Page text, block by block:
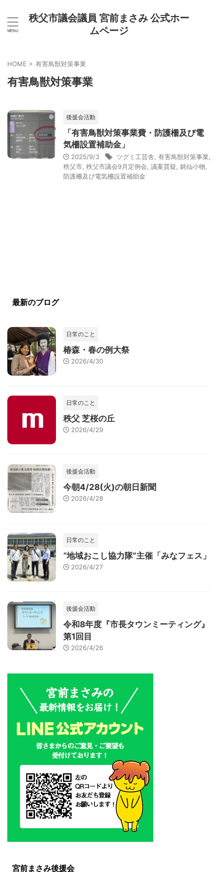
秩父市議会議員 宮前まさみ 公式ホー
ムページ
HOME > 有害鳥獣対策事業
有害鳥獣対策事業
後援会活動
「有害鳥獣対策事業費・防護柵及び電
気柵設置補助金」
2025/9/3 ツグミ工芸舎 有害鳥獣対策事業
秩父市 秩父市議会9月定例会 議案質疑 銘仙小物
防護柵及び電気柵設置補助金
最新のブログ
日常のこと
椿森・春の例大祭
2026/4/30
日常のこと
秩父 芝桜の丘
2026/4/29
後援会活動
今朝4/28(火)の朝日新聞
2026/4/28
日常のこと
“地域おこし協力隊”主催「みなフェス」
2026/4/27
後援会活動
令和8年度『市長タウンミーティング』
第1回目
2026/4/26
宮前まさみ後援会